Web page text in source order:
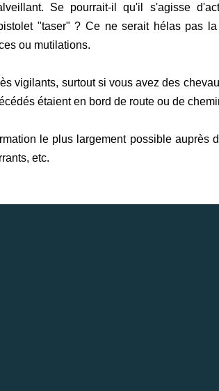
Se pourrait-il qu'il s'agisse
"taser" ? Ce ne serait hélas pas
ou mutilations.
vigilants, surtout si vous avez des
étaient en bord de route ou de
le plus largement possible auprès
etc.